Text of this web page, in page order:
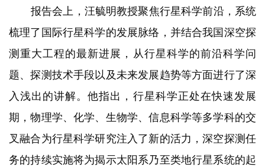
报告会上，汪毓明教授聚焦行星科学前沿，系统
梳理了国际行星科学的发展脉络，并结合我国深空探
测重大工程的最新进展，从行星科学的前沿科学问
题、探测技术手段以及未来发展趋势等方面进行了深
入浅出的讲解。他指出，行星科学正处在快速发展
期，物理学、化学、生物学、信息科学等多学科的交
叉融合为行星科学研究注入了新的活力，深空探测任
务的持续实施将为揭示太阳系乃至类地行星系统的起